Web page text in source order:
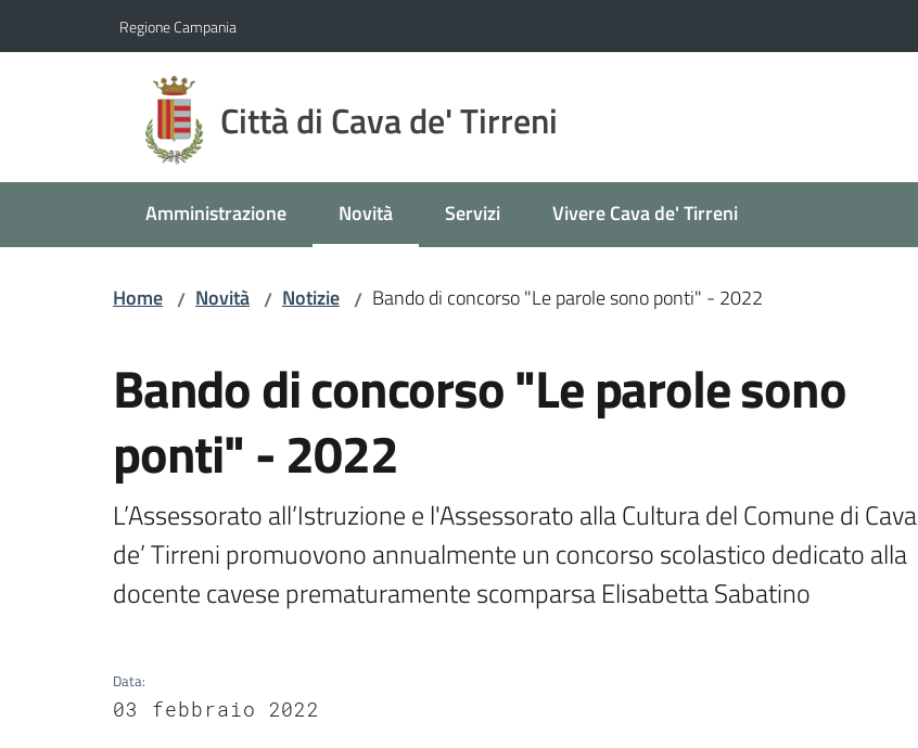
Regione Campania
Città di Cava de' Tirreni
Amministrazione Novità
Menu selezionato
Servizi Vivere Cava de' Tirreni
Home / Novità / Notizie / Bando di concorso "Le parole sono ponti" - 2022
Bando di concorso "Le parole sono
ponti" - 2022
L’Assessorato all’Istruzione e l'Assessorato alla Cultura del Comune di Cava
de’ Tirreni promuovono annualmente un concorso scolastico dedicato alla
docente cavese prematuramente scomparsa Elisabetta Sabatino
Data:
03 febbraio 2022